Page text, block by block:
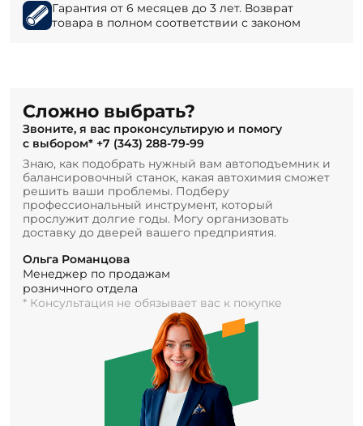
Гарантия от 6 месяцев до 3 лет. Возврат
товара в полном соответствии с законом
Сложно выбрать?
Звоните, я вас проконсультирую и помогу
с выбором* +7 (343) 288-79-99
Знаю, как подобрать нужный вам автоподъемник и
балансировочный станок, какая автохимия сможет
решить ваши проблемы. Подберу
профессиональный инструмент, который
прослужит долгие годы. Могу организовать
доставку до дверей вашего предприятия.
Ольга Романцова
Менеджер по продажам
розничного отдела
* Консультация не обязывает вас к покупке